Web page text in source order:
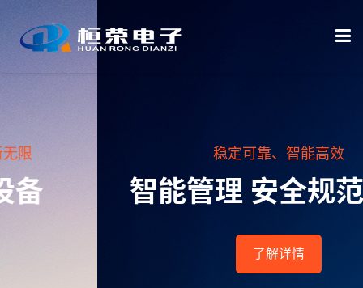
关于我们
稳定可靠、智能高效
智能管理 安全规范 可靠